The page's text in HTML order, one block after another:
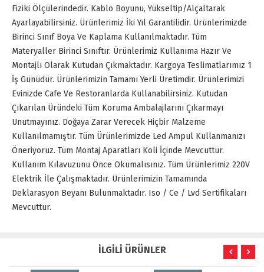
Fiziki Ölçülerindedir. Kablo Boyunu, Yükseltip/Alçaltarak
Ayarlayabilirsiniz. Ürünlerimiz İki Yıl Garantilidir. Ürünlerimizde
Birinci Sınıf Boya Ve Kaplama Kullanılmaktadır. Tüm
Materyaller Birinci Sınıftır. Ürünlerimiz Kullanıma Hazır Ve
Montajlı Olarak Kutudan Çıkmaktadır. Kargoya Teslimatlarımız 1
İş Günüdür. Ürünlerimizin Tamamı Yerli Üretimdir. Ürünlerimizi
Evinizde Cafe Ve Restoranlarda Kullanabilirsiniz. Kutudan
Çıkarılan Üründeki Tüm Koruma Ambalajlarını Çıkarmayı
Unutmayınız. Doğaya Zarar Verecek Hiçbir Malzeme
Kullanılmamıştır. Tüm Ürünlerimizde Led Ampul Kullanmanızı
Öneriyoruz. Tüm Montaj Aparatları Koli İçinde Mevcuttur.
Kullanım Kılavuzunu Önce Okumalısınız. Tüm Ürünlerimiz 220V
Elektrik İle Çalışmaktadır. Ürünlerimizin Tamamında
Deklarasyon Beyanı Bulunmaktadır. Iso / Ce / Lvd Sertifikaları
Mevcuttur.
İLGİLİ ÜRÜNLER